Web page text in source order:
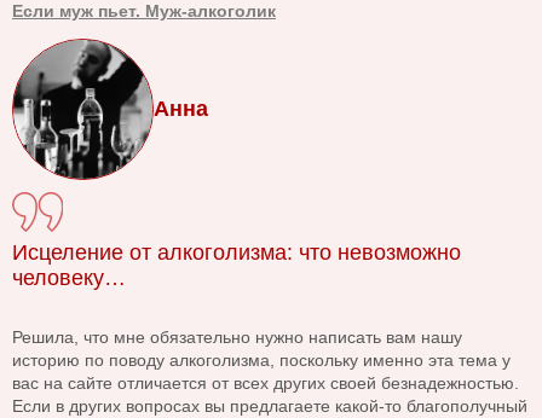
Если муж пьет. Муж-алкоголик
Анна
Исцеление от алкоголизма: что невозможно
человеку…
Решила, что мне обязательно нужно написать вам нашу
историю по поводу алкоголизма, поскольку именно эта тема у
вас на сайте отличается от всех других своей безнадежностью.
Если в других вопросах вы предлагаете какой-то благополучный